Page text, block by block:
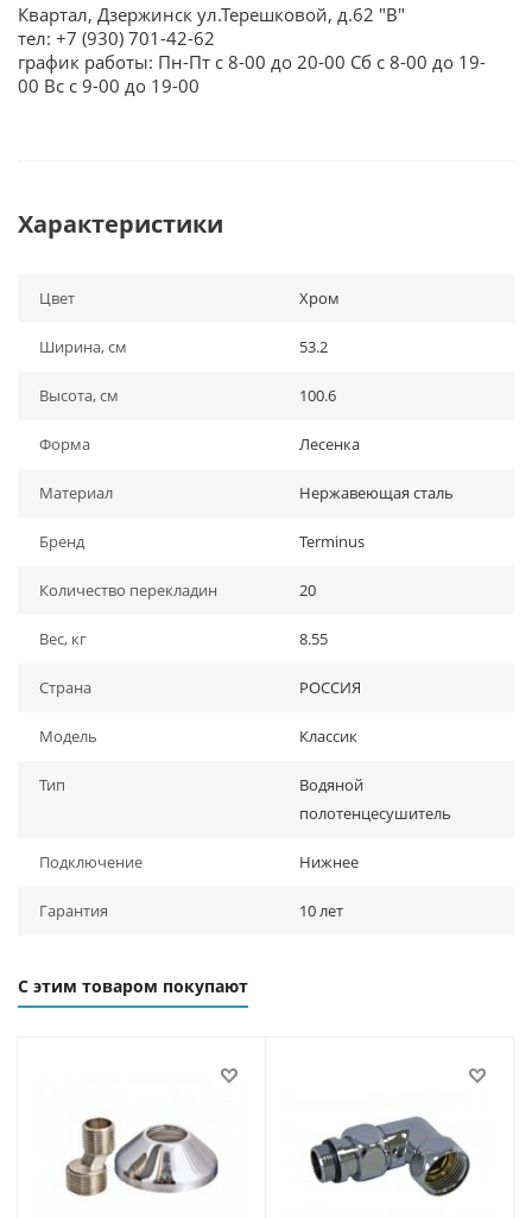
Квартал, Дзержинск ул.Терешковой, д.62 "В"
тел: +7 (930) 701-42-62
график работы: Пн-Пт с 8-00 до 20-00 Сб с 8-00 до 19-
00 Вс с 9-00 до 19-00
Характеристики
Цвет Хром
Ширина, см 53.2
Высота, см 100.6
Форма Лесенка
Материал Нержавеющая сталь
Бренд Terminus
Количество перекладин 20
Вес, кг 8.55
Страна РОССИЯ
Модель Классик
Тип
Водяной
полотенцесушитель
Подключение Нижнее
Гарантия 10 лет
С этим товаром покупают